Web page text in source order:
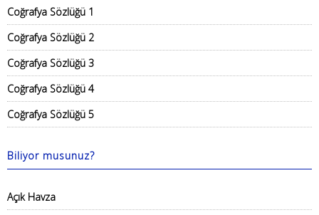
Coğrafya Sözlüğü 1
Coğrafya Sözlüğü 2
Coğrafya Sözlüğü 3
Coğrafya Sözlüğü 4
Coğrafya Sözlüğü 5
Biliyor musunuz?
Açık Havza